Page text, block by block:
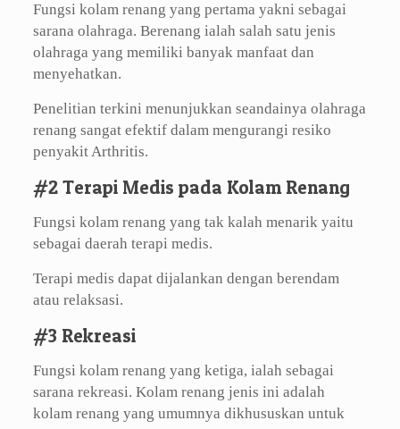
Fungsi kolam renang yang pertama yakni sebagai
sarana olahraga. Berenang ialah salah satu jenis
olahraga yang memiliki banyak manfaat dan
menyehatkan.
Penelitian terkini menunjukkan seandainya olahraga
renang sangat efektif dalam mengurangi resiko
penyakit Arthritis.
#2 Terapi Medis pada Kolam Renang
Fungsi kolam renang yang tak kalah menarik yaitu
sebagai daerah terapi medis.
Terapi medis dapat dijalankan dengan berendam
atau relaksasi.
#3 Rekreasi
Fungsi kolam renang yang ketiga, ialah sebagai
sarana rekreasi. Kolam renang jenis ini adalah
kolam renang yang umumnya dikhususkan untuk